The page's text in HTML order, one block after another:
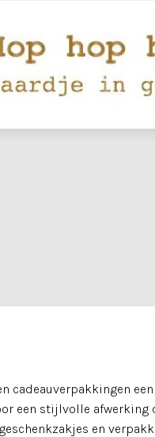
cadeauverpakkingen
een stijlvolle
en